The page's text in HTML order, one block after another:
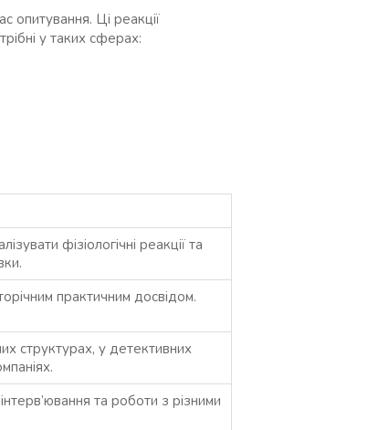
опитування. Ці реакції
у таких сферах:
фізіологічні реакції та
практичним досвідом.
структурах, у детективних
та роботи з різними